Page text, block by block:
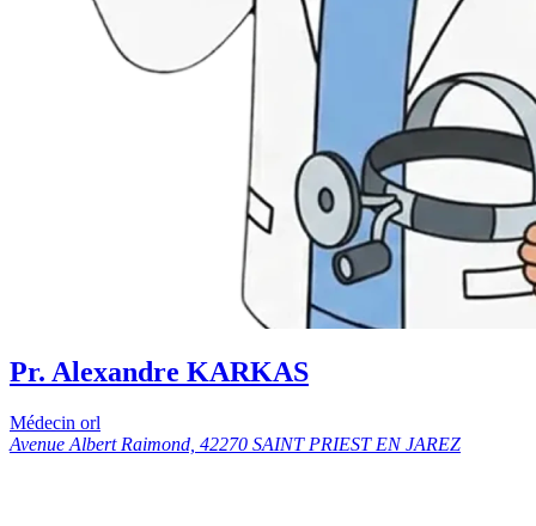
Pr. Alexandre KARKAS
Médecin orl
Avenue Albert Raimond, 42270 SAINT PRIEST EN JAREZ